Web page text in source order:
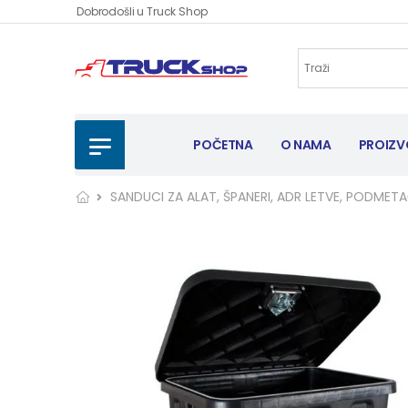
Dobrodošli u Truck Shop
POČETNA O NAMA
SANDUCI ZA ALAT, ŠPANERI, ADR LETVE,